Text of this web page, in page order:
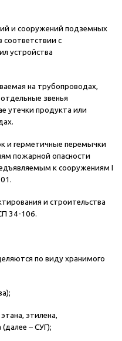
и сооружений подземных
соответствии с
устройства
на трубопроводах,
звенья
утечки продукта или
и герметичные перемычки
пожарной опасности
к сооружениям I
и строительства
34-106.
по виду хранимого
этилена,
(далее – СУГ);